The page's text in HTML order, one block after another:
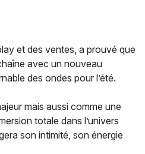
et des ventes, a prouvé que
avec un nouveau
des ondes pour l’été.
mais aussi comme une
totale dans l’univers
son intimité, son énergie